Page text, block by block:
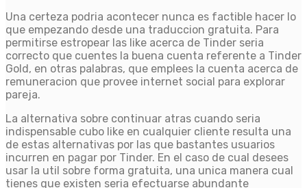
Una certeza podria acontecer nunca es factible hacer lo
que empezando desde una traduccion gratuita. Para
permitirse estropear las like acerca de Tinder seri­a
correcto que cuentes la buena cuenta referente a Tinder
Gold, en otras palabras, que emplees la cuenta acerca de
remuneracion que provee internet social para explorar
pareja.
La alternativa sobre continuar atras cuando seri­a
indispensable cubo like en cualquier cliente resulta una
de estas alternativas por las que bastantes usuarios
incurren en pagar por Tinder. En el caso de cual desees
usar la util sobre forma gratuita, una unica manera cual
tienes que existen seria efectuarse abundante